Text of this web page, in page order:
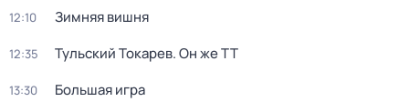
12:10 Зимняя вишня
12:35 Тульский Токарев. Он же ТТ
13:30 Большая игра